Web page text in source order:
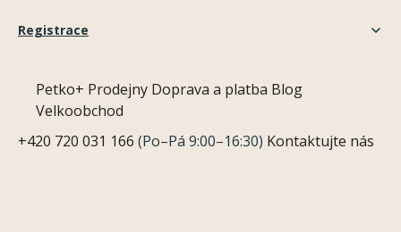
Registrace
Petko+ Prodejny Doprava a platba Blog
Velkoobchod
+420 720 031 166 (Po–Pá 9:00–16:30) Kontaktujte nás